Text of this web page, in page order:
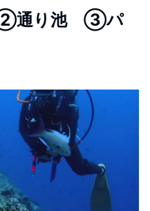
通り池 ③パ